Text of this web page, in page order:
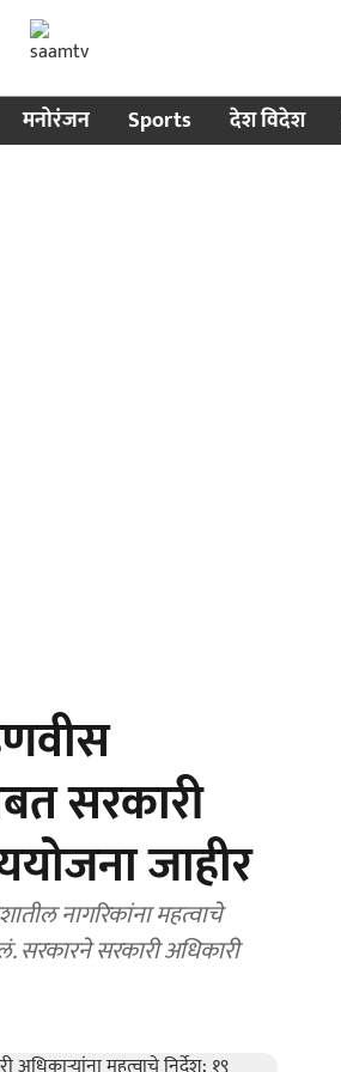
मनोरंजन Sports देश विदेश
सरकारी
जाहीर
नागरिकांना महत्वाचे
सरकारी अधिकारी